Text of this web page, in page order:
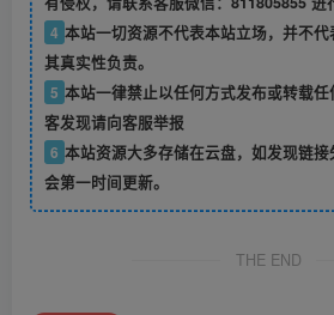
4 本站一切资源不代表本站立场，并不
其真实性负责。
5 本站一律禁止以任何方式发布或转载
客发现请向客服举报
6 本站资源大多存储在云盘，如发现链
会第一时间更新。
THE END